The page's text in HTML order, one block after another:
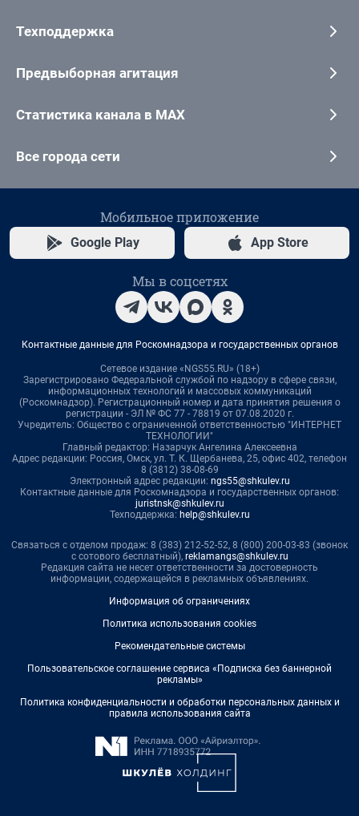
Техподдержка
Предвыборная агитация
Статистика канала в MAX
Все города сети
Мобильное приложение
Google Play App Store
Мы в соцсетях
Контактные данные для Роскомнадзора и государственных органов
Сетевое издание «NGS55.RU» (18+)
Зарегистрировано Федеральной службой по надзору в сфере связи,
информационных технологий и массовых коммуникаций
(Роскомнадзор). Регистрационный номер и дата принятия решения о
регистрации - ЭЛ № ФС 77 - 78819 от 07.08.2020 г.
Учредитель: Общество с ограниченной ответственностью "ИНТЕРНЕТ
ТЕХНОЛОГИИ"
Главный редактор: Назарчук Ангелина Алексеевна
Адрес редакции: Россия, Омск, ул. Т. К. Щербанева, 25, офис 402, телефон
8 (3812) 38-08-69
Электронный адрес редакции: ngs55@shkulev.ru
Контактные данные для Роскомнадзора и государственных органов:
juristnsk@shkulev.ru
Техподдержка: help@shkulev.ru
Связаться с отделом продаж: 8 (383) 212-52-52, 8 (800) 200-03-83 (звонок
с сотового бесплатный), reklamangs@shkulev.ru
Редакция сайта не несет ответственности за достоверность
информации, содержащейся в рекламных объявлениях.
Информация об ограничениях
Политика использования cookies
Рекомендательные системы
Пользовательское соглашение сервиса «Подписка без баннерной
рекламы»
Политика конфиденциальности и обработки персональных данных и
правила использования сайта